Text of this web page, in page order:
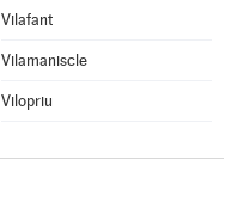
Vilafant
Vilamaniscle
Vilopriu